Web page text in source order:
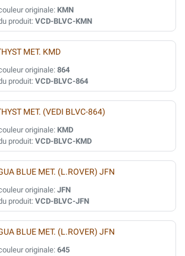
originale: KMN
produit: VCD-BLVC-KMN
MET. KMD
originale: 864
produit: VCD-BLVC-864
MET. (VEDI BLVC-864)
originale: KMD
produit: VCD-BLVC-KMD
BLUE MET. (L.ROVER) JFN
originale: JFN
produit: VCD-BLVC-JFN
BLUE MET. (L.ROVER) JFN
originale: 645